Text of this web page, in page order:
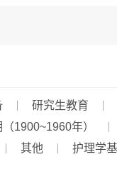
研究生教育
1900~1960年）
其他 护理学